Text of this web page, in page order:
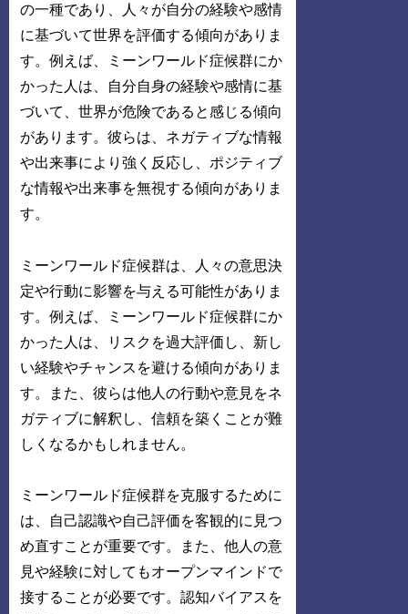
の一種であり、人々が自分の経験や感情
に基づいて世界を評価する傾向がありま
す。例えば、ミーンワールド症候群にか
かった人は、自分自身の経験や感情に基
づいて、世界が危険であると感じる傾向
があります。彼らは、ネガティブな情報
や出来事により強く反応し、ポジティブ
な情報や出来事を無視する傾向がありま
す。
ミーンワールド症候群は、人々の意思決
定や行動に影響を与える可能性がありま
す。例えば、ミーンワールド症候群にか
かった人は、リスクを過大評価し、新し
い経験やチャンスを避ける傾向がありま
す。また、彼らは他人の行動や意見をネ
ガティブに解釈し、信頼を築くことが難
しくなるかもしれません。
ミーンワールド症候群を克服するために
は、自己認識や自己評価を客観的に見つ
め直すことが重要です。また、他人の意
見や経験に対してもオープンマインドで
接することが必要です。認知バイアスを